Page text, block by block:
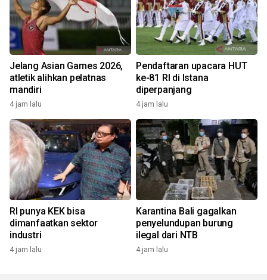
Jelang Asian Games 2026,
atletik alihkan pelatnas
mandiri
4 jam lalu
Pendaftaran upacara HUT
ke-81 RI di Istana
diperpanjang
4 jam lalu
RI punya KEK bisa
dimanfaatkan sektor
industri
4 jam lalu
Karantina Bali gagalkan
penyelundupan burung
ilegal dari NTB
4 jam lalu